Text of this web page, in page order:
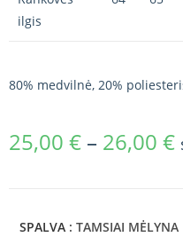
ilgis
80% medvilnė, 20%
25,00 € – 26,00 €
SPALVA : TAMSIAI MĖLYNA